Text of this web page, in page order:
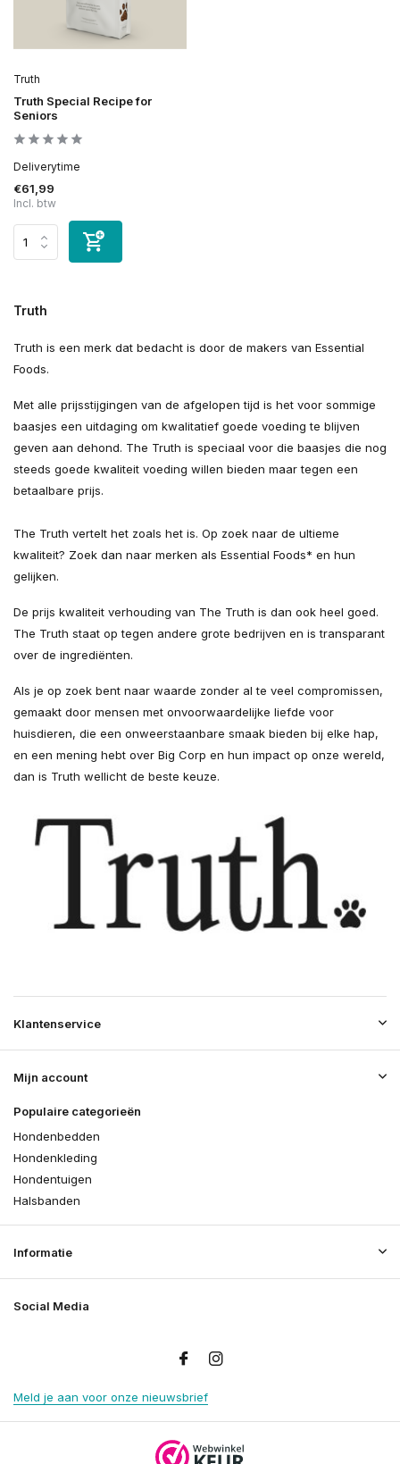
Truth
Truth Special Recipe for
Seniors
Deliverytime
€61,99
Incl. btw
Truth
Truth is een merk dat bedacht is door de makers van Essential
Foods.
Met alle prijsstijgingen van de afgelopen tijd is het voor sommige
baasjes een uitdaging om kwalitatief goede voeding te blijven
geven aan dehond. The Truth is speciaal voor die baasjes die nog
steeds goede kwaliteit voeding willen bieden maar tegen een
betaalbare prijs.
The Truth vertelt het zoals het is. Op zoek naar de ultieme
kwaliteit? Zoek dan naar merken als Essential Foods* en hun
gelijken.
De prijs kwaliteit verhouding van The Truth is dan ook heel goed.
The Truth staat op tegen andere grote bedrijven en is transparant
over de ingrediënten.
Als je op zoek bent naar waarde zonder al te veel compromissen,
gemaakt door mensen met onvoorwaardelijke liefde voor
huisdieren, die een onweerstaanbare smaak bieden bij elke hap,
en een mening hebt over Big Corp en hun impact op onze wereld,
dan is Truth wellicht de beste keuze.
Klantenservice
Mijn account
Populaire categorieën
Hondenbedden
Hondenkleding
Hondentuigen
Halsbanden
Informatie
Social Media
Meld je aan voor onze nieuwsbrief